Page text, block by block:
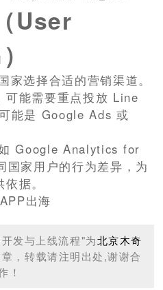
User
家选择合适的营销渠道。
可能需要重点投放 Line
能是 Google Ads 或
Google Analytics for
家用户的行为差异，为
据。
出海
发与上线流程"为北京木奇
，转载请注明出处,谢谢合
！